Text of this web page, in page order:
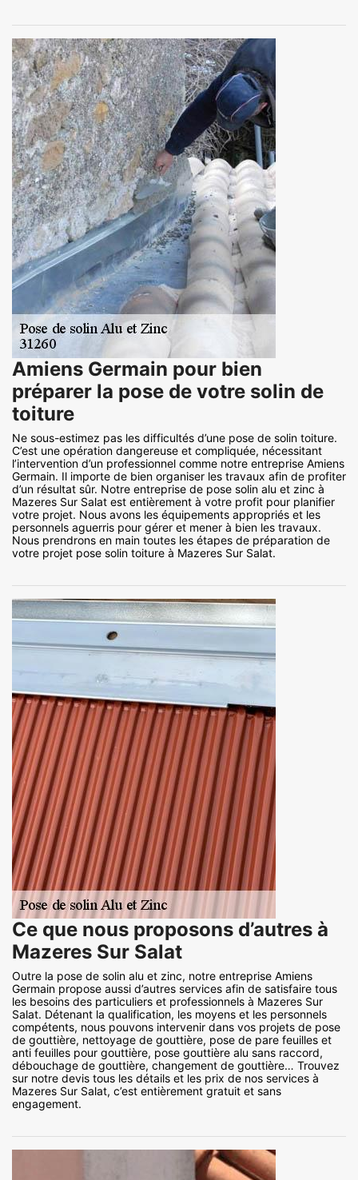
Amiens Germain pour bien
préparer la pose de votre solin de
toiture
Ne sous-estimez pas les difficultés d’une pose de solin toiture.
C’est une opération dangereuse et compliquée, nécessitant
l’intervention d’un professionnel comme notre entreprise Amiens
Germain. Il importe de bien organiser les travaux afin de profiter
d’un résultat sûr. Notre entreprise de pose solin alu et zinc à
Mazeres Sur Salat est entièrement à votre profit pour planifier
votre projet. Nous avons les équipements appropriés et les
personnels aguerris pour gérer et mener à bien les travaux.
Nous prendrons en main toutes les étapes de préparation de
votre projet pose solin toiture à Mazeres Sur Salat.
Ce que nous proposons d’autres à
Mazeres Sur Salat
Outre la pose de solin alu et zinc, notre entreprise Amiens
Germain propose aussi d’autres services afin de satisfaire tous
les besoins des particuliers et professionnels à Mazeres Sur
Salat. Détenant la qualification, les moyens et les personnels
compétents, nous pouvons intervenir dans vos projets de pose
de gouttière, nettoyage de gouttière, pose de pare feuilles et
anti feuilles pour gouttière, pose gouttière alu sans raccord,
débouchage de gouttière, changement de gouttière… Trouvez
sur notre devis tous les détails et les prix de nos services à
Mazeres Sur Salat, c’est entièrement gratuit et sans
engagement.